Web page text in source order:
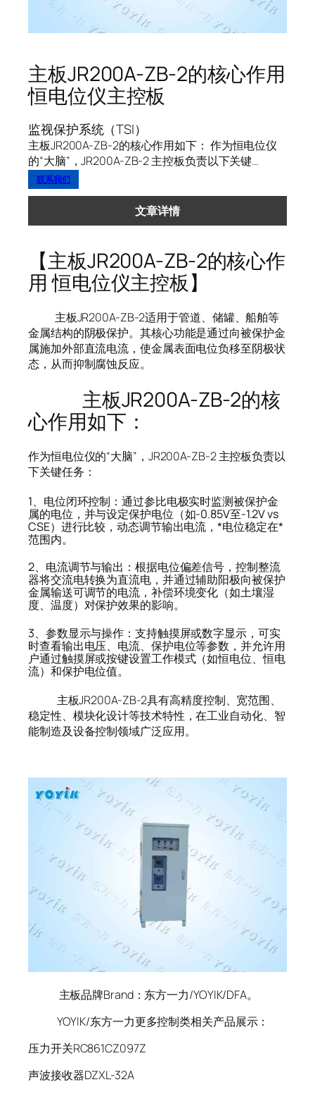
主板JR200A-ZB-2的核心作用
恒电位仪主控板
监视保护系统（TSI）
主板JR200A-ZB-2的核心作用如下： 作为恒电位仪
的“大脑”，JR200A-ZB-2 主控板负责以下关键…
联系我们
文章详情
【主板JR200A-ZB-2的核心作
用 恒电位仪主控板】
主板JR200A-ZB-2适用于管道、储罐、船舶等
金属结构的阴极保护。其核心功能是通过向被保护金
属施加外部直流电流，使金属表面电位负移至阴极状
态，从而抑制腐蚀反应。
主板JR200A-ZB-2的核
心作用如下：
作为恒电位仪的“大脑”，JR200A-ZB-2 主控板负责以
下关键任务：
1、电位闭环控制：通过参比电极实时监测被保护金
属的电位，并与设定保护电位（如-0.85V至-1.2V vs
CSE）进行比较，动态调节输出电流，*电位稳定在*
范围内。
2、电流调节与输出：根据电位偏差信号，控制整流
器将交流电转换为直流电，并通过辅助阳极向被保护
金属输送可调节的电流，补偿环境变化（如土壤湿
度、温度）对保护效果的影响。
3、参数显示与操作：支持触摸屏或数字显示，可实
时查看输出电压、电流、保护电位等参数，并允许用
户通过触摸屏或按键设置工作模式（如恒电位、恒电
流）和保护电位值。
主板JR200A-ZB-2具有高精度控制、宽范围、
稳定性、模块化设计等技术特性，在工业自动化、智
能制造及设备控制领域广泛应用。
主板品牌Brand：东方一力/YOYIK/DFA。
YOYIK/东方一力更多控制类相关产品展示：
压力开关RC861CZ097Z
声波接收器DZXL-32A